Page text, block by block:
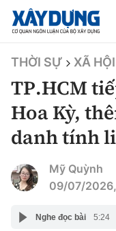
TIN BỘ XÂY DỰNG
CHUYÊN MỤC
Mới nhất
Thời sự
THỜI SỰ XÃ HỘI
TP.HCM
Hoa Kỳ,
danh tính
Mỹ Quỳnh
09/07/
Nghe đọc bài 5:24